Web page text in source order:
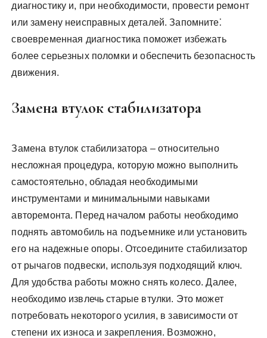
диагностику и, при необходимости, провести ремонт
или замену неисправных деталей. Запомните⁚
своевременная диагностика поможет избежать
более серьезных поломки и обеспечить безопасность
движения.
Замена втулок стабилизатора
Замена втулок стабилизатора – относительно
несложная процедура, которую можно выполнить
самостоятельно, обладая необходимыми
инструментами и минимальными навыками
авторемонта. Перед началом работы необходимо
поднять автомобиль на подъемнике или установить
его на надежные опоры. Отсоедините стабилизатор
от рычагов подвески, используя подходящий ключ.
Для удобства работы можно снять колесо. Далее,
необходимо извлечь старые втулки. Это может
потребовать некоторого усилия, в зависимости от
степени их износа и закрепления. Возможно,